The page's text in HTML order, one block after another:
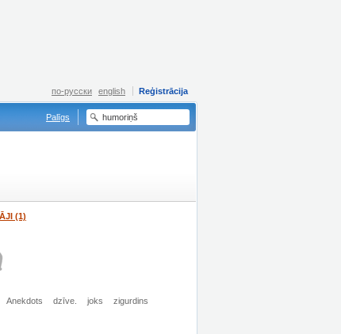
Reģistrācija
по-русски english
Palīgs
(1)
Anekdots dzīve. joks zigurdins